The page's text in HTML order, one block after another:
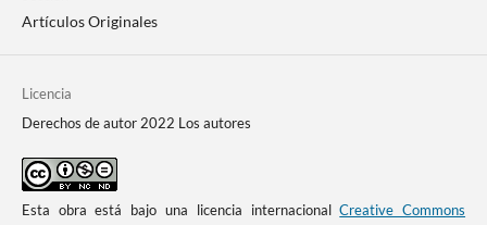
Artículos Originales
Licencia
Derechos de autor 2022 Los autores
Esta obra está bajo una licencia internacionalCreative Commons